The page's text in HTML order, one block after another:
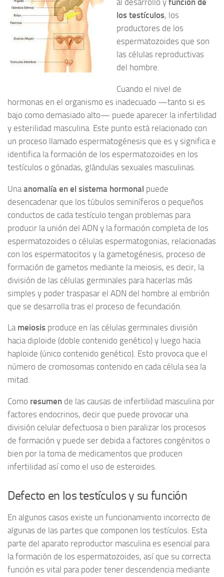
los testículos, los
productores de los
espermatozoides que son
las células reproductivas
del hombre.
Cuando el nivel de
hormonas en el organismo es inadecuado —tanto si es
bajo como demasiado alto— puede aparecer la infertilidad
y esterilidad masculina. Este punto está relacionado con
un proceso llamado espermatogénesis que es y significa e
identifica la formación de los espermatozoides en los
testículos o gónadas, glándulas sexuales masculinas.
Una anomalía en el sistema hormonal puede
desencadenar que los túbulos seminíferos o pequeños
conductos de cada testículo tengan problemas para
producir la unión del ADN y la formación completa de los
espermatozoides o células espermatogonias, relacionadas
con los espermatocitos y la gametogénesis, proceso de
formación de gametos mediante la meiosis, es decir, la
división de las células germinales para hacerlas más
simples y poder traspasar el ADN del hombre al embrión
que se desarrolla tras el proceso de fecundación.
La meiosis produce en las células germinales división
hacia diploide (doble contenido genético) y luego hacia
haploide (único contenido genético). Esto provoca que el
número de cromosomas contenido en cada célula sea la
mitad.
Como resumen de las causas de infertilidad masculina por
factores endocrinos, decir que puede provocar una
división celular defectuosa o bien paralizar los procesos
de formación y puede ser debida a factores congénitos o
bien por la toma de medicamentos que producen
infertilidad así como el uso de esteroides.
Defecto en los testículos y su función
En algunos casos existe un funcionamiento incorrecto de
algunas de las partes que componen los testículos. Esta
parte del aparato reproductor masculina es esencial para
la formación de los espermatozoides, así que su correcta
función es vital para poder tener descendencia mediante